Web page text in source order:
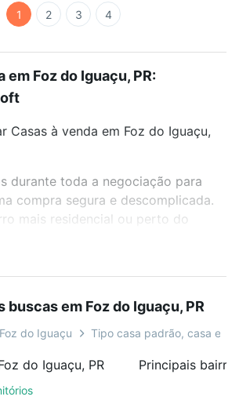
1 2 3 4
em Foz do Iguaçu, PR:
Casas à venda em Foz do Iguaçu,
durante toda a negociação para
compra segura e descomplicada.
mais residencial ou perto do
à venda em Foz do Iguaçu, PR
sonho. Agende uma visita
ainda conta com mais de 46
te ajudando na compra,
imóvel?
buscas em Foz do Iguaçu, PR
do Iguaçu Tipo casa padrão, casa em
do Iguaçu, PR